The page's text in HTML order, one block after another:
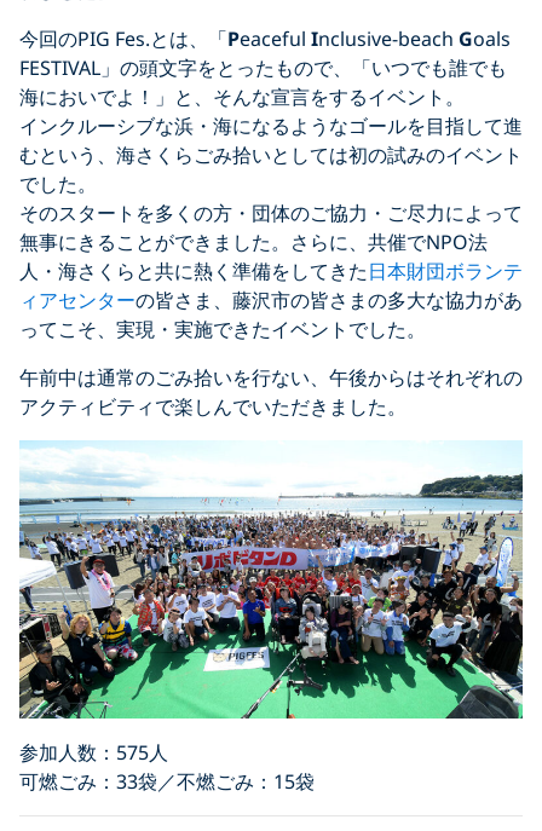
今回のPIG Fes.とは、「Peaceful Inclusive-beach Goals
FESTIVAL」の頭文字をとったもので、「いつでも誰でも
海においでよ！」と、そんな宣言をするイベント。
インクルーシブな浜・海になるようなゴールを目指して進
むという、海さくらごみ拾いとしては初の試みのイベント
でした。
そのスタートを多くの方・団体のご協力・ご尽力によって
無事にきることができました。さらに、共催でNPO法
人・海さくらと共に熱く準備をしてきた日本財団ボランテ
ィアセンターの皆さま、藤沢市の皆さまの多大な協力があ
ってこそ、実現・実施できたイベントでした。
午前中は通常のごみ拾いを行ない、午後からはそれぞれの
アクティビティで楽しんでいただきました。
参加人数：575人
可燃ごみ：33袋／不燃ごみ：15袋